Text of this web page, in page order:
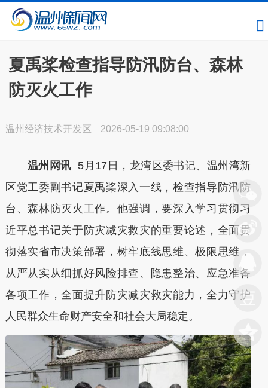
夏禹桨检查指导防汛防台、森林
防灭火工作
温州经济技术开发区 2026-05-19 09:08:00
温州网讯 5月17日，龙湾区委书记、温州湾新
区党工委副书记夏禹桨深入一线，检查指导防汛防
台、森林防灭火工作。他强调，要深入学习贯彻习
近平总书记关于防灾减灾救灾的重要论述，全面贯
彻落实省市决策部署，树牢底线思维、极限思维，
从严从实从细抓好风险排查、隐患整治、应急准备
各项工作，全面提升防灾减灾救灾能力，全力守护
人民群众生命财产安全和社会大局稳定。